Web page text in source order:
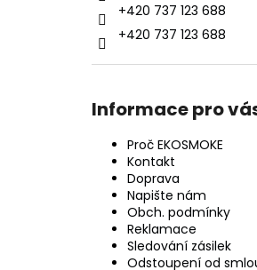
+420 737 123 688
+420 737 123 688
Informace pro
Proč EKOSMOKE
Kontakt
Doprava
Napište nám
Obch. podmínky
Reklamace
Sledování zásilek
Odstoupení od